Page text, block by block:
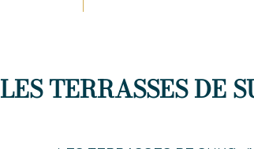
LES TERRASSES DE